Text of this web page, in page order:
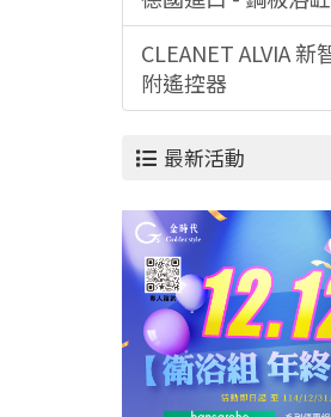
CLEANET ALVIA 新
附遙控器
最新活動